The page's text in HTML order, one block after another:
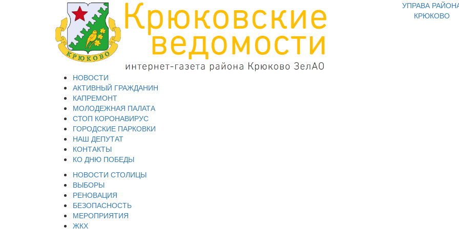
УПРАВА
КРЮКОВО
НОВОСТИ
АКТИВНЫЙ ГРАЖДАНИН
КАПРЕМОНТ
МОЛОДЕЖНАЯ ПАЛАТА
СТОП КОРОНАВИРУС
ГОРОДСКИЕ ПАРКОВКИ
НАШ ДЕПУТАТ
КОНТАКТЫ
КО ДНЮ ПОБЕДЫ
НОВОСТИ СТОЛИЦЫ
ВЫБОРЫ
РЕНОВАЦИЯ
БЕЗОПАСНОСТЬ
МЕРОПРИЯТИЯ
ЖКХ